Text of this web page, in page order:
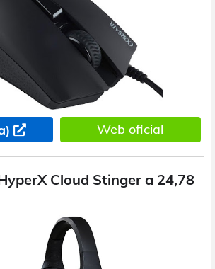
Web oficial
Cloud Stinger a 24,78